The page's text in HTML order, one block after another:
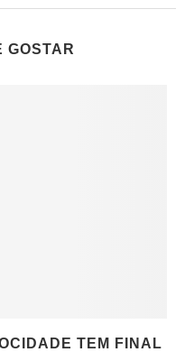
GOSTAR
TEM FINAL